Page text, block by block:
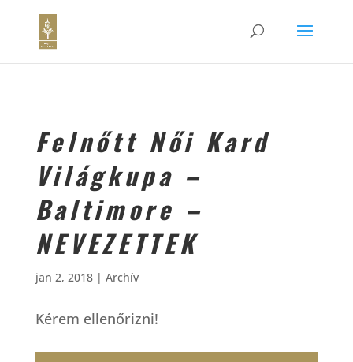
Felnőtt Női Kard
Világkupa –
Baltimore –
NEVEZETTEK
jan 2, 2018| Archív
Kérem ellenőrizni!